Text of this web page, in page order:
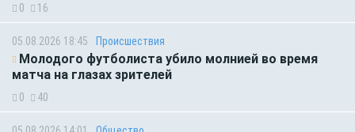
0 16
05.08.2026 18:45 Происшествия
Молодого футболиста убило молнией во время
матча на глазах зрителей
0 40